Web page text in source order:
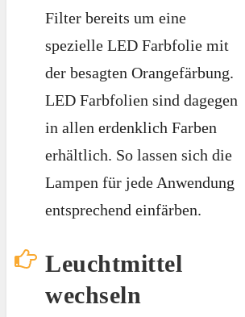
Filter bereits um eine
spezielle LED Farbfolie mit
der besagten Orangefärbung.
LED Farbfolien sind dagegen
in allen erdenklich Farben
erhältlich. So lassen sich die
Lampen für jede Anwendung
entsprechend einfärben.
Leuchtmittel
wechseln